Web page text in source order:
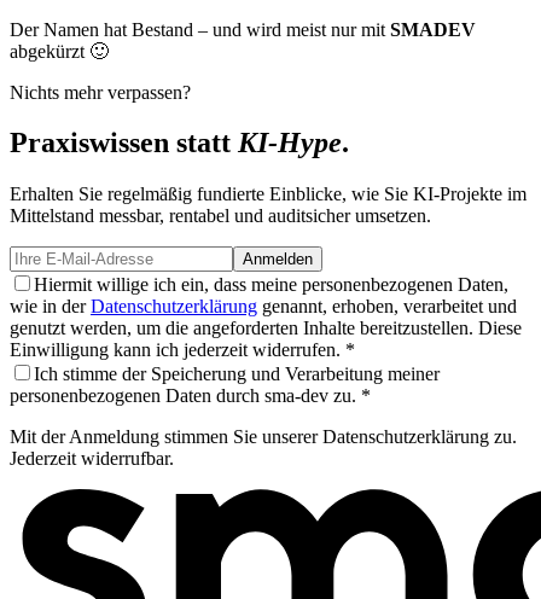
Der Namen hat Bestand – und wird meist nur mit SMADEV
abgekürzt 🙂
Nichts mehr verpassen?
Praxiswissen statt KI-Hype.
Erhalten Sie regelmäßig fundierte Einblicke, wie Sie KI-Projekte im
Mittelstand messbar, rentabel und auditsicher umsetzen.
Anmelden
Hiermit willige ich ein, dass meine personenbezogenen Daten,
wie in der Datenschutzerklärung genannt, erhoben, verarbeitet und
genutzt werden, um die angeforderten Inhalte bereitzustellen. Diese
Einwilligung kann ich jederzeit widerrufen. *
Ich stimme der Speicherung und Verarbeitung meiner
personenbezogenen Daten durch sma-dev zu. *
Mit der Anmeldung stimmen Sie unserer Datenschutzerklärung zu.
Jederzeit widerrufbar.